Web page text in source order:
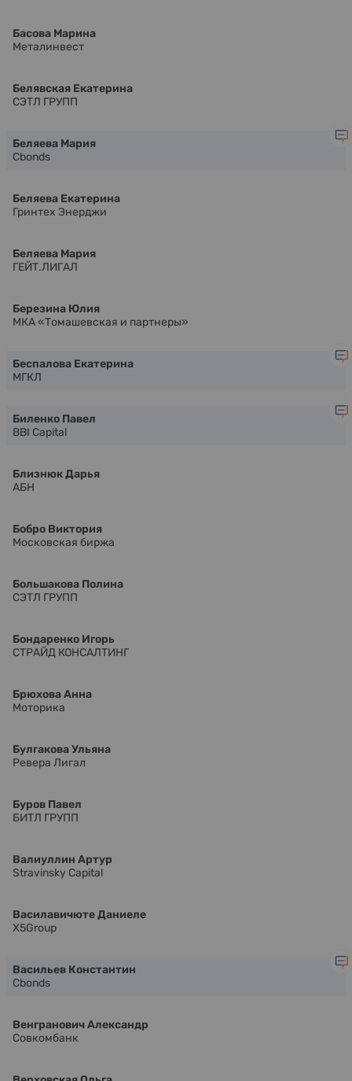
Басова Марина
Металинвест
Белявская Екатерина
СЭТЛ ГРУПП
Беляева Мария
Cbonds
Беляева Екатерина
Гринтех Энерджи
Беляева Мария
ГЕЙТ.ЛИГАЛ
Березина Юлия
МКА «Томашевская и партнеры»
Беспалова Екатерина
МГКЛ
Биленко Павел
BBI Capital
Близнюк Дарья
АБН
Бобро Виктория
Московская биржа
Большакова Полина
СЭТЛ ГРУПП
Бондаренко Игорь
СТРАЙД КОНСАЛТИНГ
Брюхова Анна
Моторика
Булгакова Ульяна
Ревера Лигал
Буров Павел
БИТЛ ГРУПП
Валиуллин Артур
Stravinsky Capital
Василавичюте Даниеле
X5Group
Васильев Константин
Cbonds
Венгранович Александр
Совкомбанк